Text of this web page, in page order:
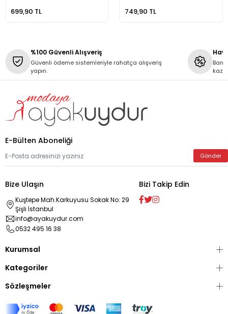
699,90 TL 749,90 TL
%100 Güvenli Alışveriş
Güvenli ödeme sistemleriyle rahatça alışveriş
yapın.
E-Bülten Aboneliği
Gönder
Bize Ulaşın
Kuştepe Mah.Karkuyusu Sokak No: 29
Şişli İstanbul
info@ayakuydur.com
0532 495 16 38
Bizi Takip Edin
Kurumsal
Kategoriler
Sözleşmeler